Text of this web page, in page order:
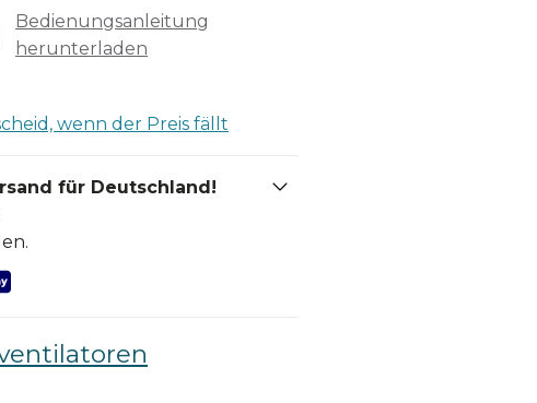
Bedienungsanleitung
herunterladen
wenn der Preis fällt
für Deutschland!